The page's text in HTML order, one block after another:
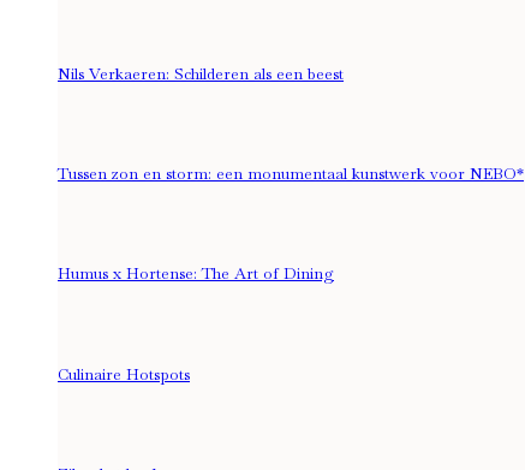
Nils Verkaeren: Schilderen als een beest
Tussen zon en storm: een monumentaal kunstwerk voor NEBO*
Humus x Hortense: The Art of Dining
Culinaire Hotspots